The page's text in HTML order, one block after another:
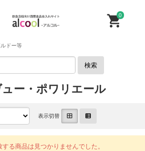
0
ドー等
検索
ー・ポワリエール
表示切替
る商品は見つかりませんでした。